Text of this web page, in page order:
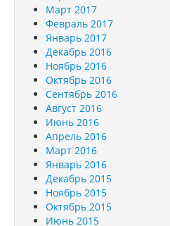
Март 2017
Февраль 2017
Январь 2017
Декабрь 2016
Ноябрь 2016
Октябрь 2016
Сентябрь 2016
Август 2016
Июнь 2016
Апрель 2016
Март 2016
Январь 2016
Декабрь 2015
Ноябрь 2015
Октябрь 2015
Июнь 2015